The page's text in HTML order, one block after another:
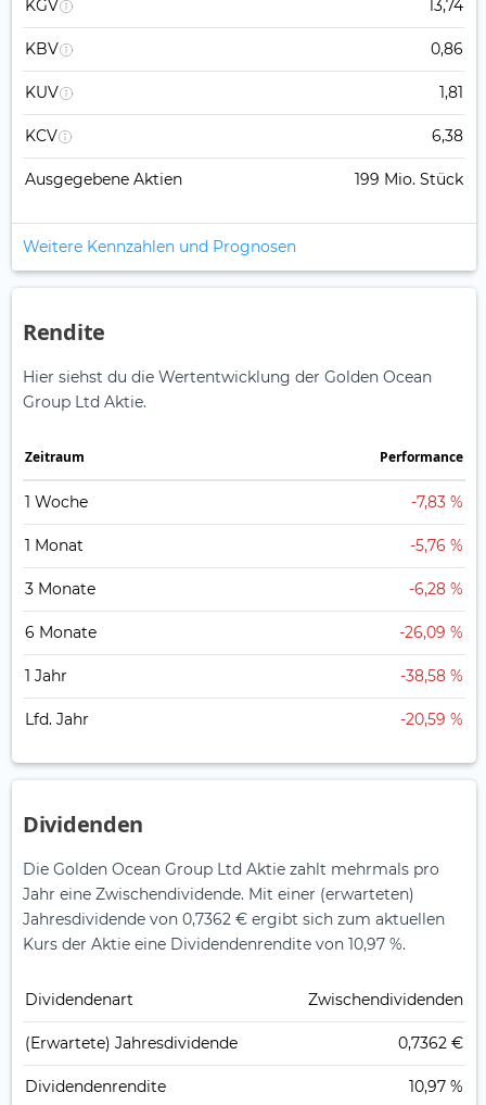
KGV 13,74
KBV 0,86
KUV 1,81
KCV 6,38
Ausgegebene Aktien 199 Mio. Stück
Weitere Kennzahlen und Prognosen
Rendite
Hier siehst du die Wertentwicklung der Golden Ocean
Group Ltd Aktie.
Zeitraum Perfor­mance
1 Woche -7,83 %
1 Monat -5,76 %
3 Monate -6,28 %
6 Monate -26,09 %
1 Jahr -38,58 %
Lfd. Jahr -20,59 %
Dividenden
Die Golden Ocean Group Ltd Aktie zahlt mehrmals pro
Jahr eine Zwischendividende. Mit einer (erwarteten)
Jahresdividende von 0,7362 € ergibt sich zum aktuellen
Kurs der Aktie eine Dividendenrendite von 10,97 %.
Dividendenart Zwischendividenden
(Erwartete) Jahresdividende 0,7362 €
Dividendenrendite 10,97 %